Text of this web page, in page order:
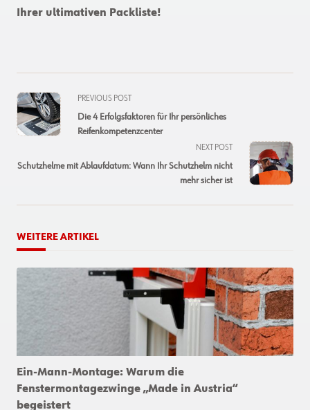
Ihrer ultimativen Packliste!
<span
class="nav-
subtitle
reader-
PREVIOUS POST
Die 4 Erfolgsfaktoren für Ihr persönliches
Reifenkompetenzcenter
NEXT POST
Schutzhelme mit Ablaufdatum: Wann Ihr Schutzhelm nicht
mehr sicher ist
WEITERE ARTIKEL
Ein-Mann-Montage: Warum die
Fenstermontagezwinge „Made in Austria“
begeistert